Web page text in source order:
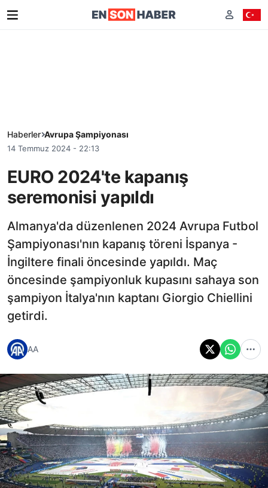
Haberler Avrupa Şampiyonası
14 Temmuz 2024 - 22:13
EURO 2024'te kapanış
seremonisi yapıldı
Almanya'da düzenlenen 2024 Avrupa Futbol
Şampiyonası'nın kapanış töreni İspanya -
İngiltere finali öncesinde yapıldı. Maç
öncesinde şampiyonluk kupasını sahaya son
şampiyon İtalya'nın kaptanı Giorgio Chiellini
getirdi.
AA